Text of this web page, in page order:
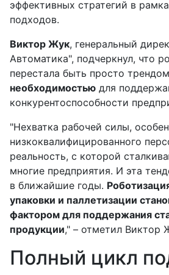
эффективных стратегий в
подходов.
Виктор Жук, генеральный
Автоматика", подчеркнул, что
перестала быть просто
необходимостью для
конкурентоспособности
"Нехватка рабочей силы,
низкоквалифицированного
реальность, с которой
многие предприятия. И эта
в ближайшие годы.
упаковки и паллетизации
фактором для поддержания
продукции," – отметил Виктор
Полный цикл